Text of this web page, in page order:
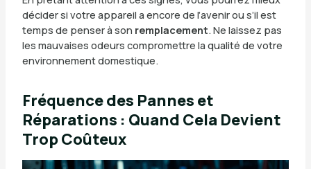
décider si votre appareil a encore de l’avenir ou s’il est
temps de penser à son remplacement. Ne laissez pas
les mauvaises odeurs compromettre la qualité de votre
environnement domestique.
Fréquence des Pannes et
Réparations : Quand Cela Devient
Trop Coûteux